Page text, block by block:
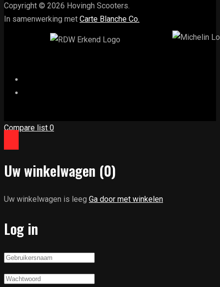
Copyright © 2026 Hovingh Scooters.
In samenwerking met Carte Blanche Co.
Compare list 0
Uw winkelwagen (0)
Uw winkelwagen is leeg Ga door met winkelen
Log in